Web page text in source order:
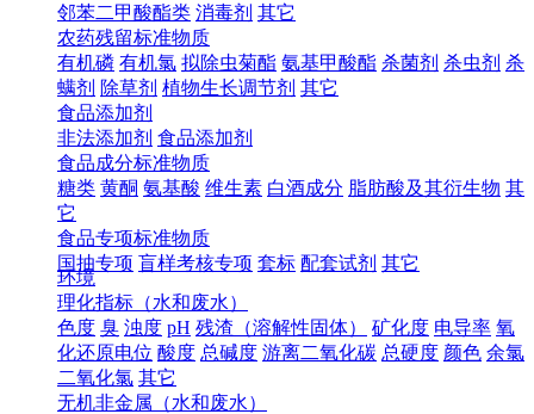
邻苯二甲酸酯类 消毒剂 其它
农药残留标准物质
有机磷 有机氯 拟除虫菊酯 氨基甲酸酯 杀菌剂 杀虫剂 杀
螨剂 除草剂 植物生长调节剂 其它
食品添加剂
非法添加剂 食品添加剂
食品成分标准物质
糖类 黄酮 氨基酸 维生素 白酒成分 脂肪酸及其衍生物 其
它
食品专项标准物质
国抽专项 盲样考核专项 套标 配套试剂 其它
环境
理化指标（水和废水）
色度 臭 浊度 pH 残渣（溶解性固体） 矿化度 电导率 氧
化还原电位 酸度 总碱度 游离二氧化碳 总硬度 颜色 余氯
二氧化氯 其它
无机非金属（水和废水）